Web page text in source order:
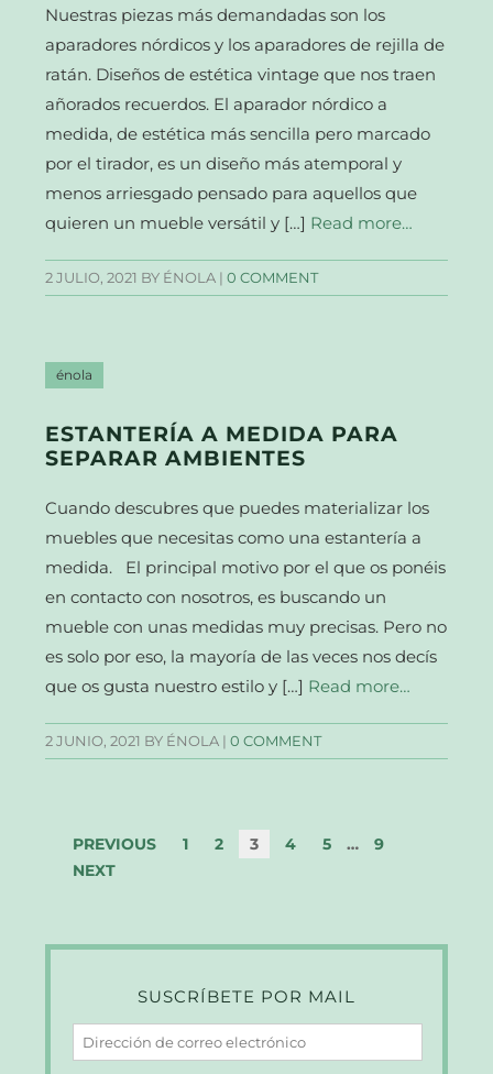
Nuestras piezas más demandadas son los
aparadores nórdicos y los aparadores de rejilla de
ratán. Diseños de estética vintage que nos traen
añorados recuerdos. El aparador nórdico a
medida, de estética más sencilla pero marcado
por el tirador, es un diseño más atemporal y
menos arriesgado pensado para aquellos que
quieren un mueble versátil y […] Read more…
2 JULIO, 2021 BY ÉNOLA |0 COMMENT
énola
ESTANTERÍA A MEDIDA PARA
SEPARAR AMBIENTES
Cuando descubres que puedes materializar los
muebles que necesitas como una estantería a
medida. El principal motivo por el que os ponéis
en contacto con nosotros, es buscando un
mueble con unas medidas muy precisas. Pero no
es solo por eso, la mayoría de las veces nos decís
que os gusta nuestro estilo y […] Read more…
2 JUNIO, 2021 BY ÉNOLA |0 COMMENT
PREVIOUS 1 2 3 4 5 …
9
NEXT
SUSCRÍBETE POR MAIL
Dirección
de